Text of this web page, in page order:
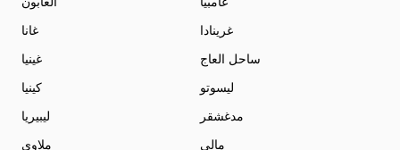
غانا
غرينادا
غينيا
ساحل العاج
كينيا
ليسوتو
ليبيريا
مدغشقر
ملاوي
مالي